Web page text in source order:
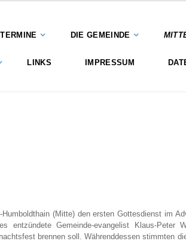
DIE GEMEINDE
LINKS IMPRESSUM
(Mitte) den ersten Gottesdienst im
entzündete Gemeinde-evangelist Klaus-Peter
brennen soll. Währenddessen stimmten